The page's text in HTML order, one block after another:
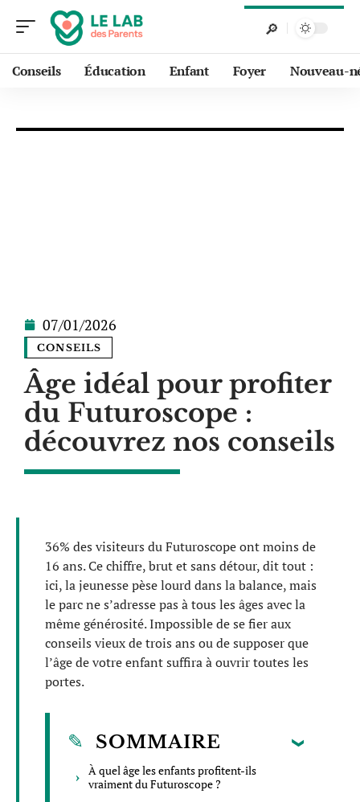
Conseils Éducation Enfant Foyer Nouveau-
07/01/2026
CONSEILS
Âge idéal pour profiter
du Futuroscope :
découvrez nos conseils
36% des visiteurs du Futuroscope ont moins de
16 ans. Ce chiffre, brut et sans détour, dit tout :
ici, la jeunesse pèse lourd dans la balance, mais
le parc ne s’adresse pas à tous les âges avec la
même générosité. Impossible de se fier aux
conseils vieux de trois ans ou de supposer que
l’âge de votre enfant suffira à ouvrir toutes les
portes.
SOMMAIRE
À quel âge les enfants profitent-ils
vraiment du Futuroscope ?